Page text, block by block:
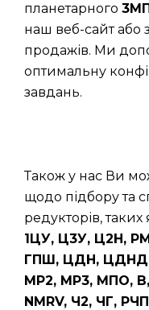
планетарного
наш веб-сайт або
продажів. Ми
оптимальну
завдань.
Також у нас Ви
щодо підбору та
редукторів, таких
1ЦУ, Ц3У, Ц2Н,
ГПШ, ЦДН, ЦДНД,
МР2, МР3, МПО,
NMRV, Ч2, ЧГ,